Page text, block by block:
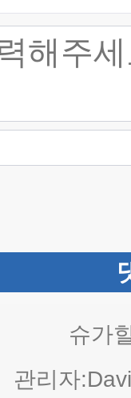
슈가
관리자